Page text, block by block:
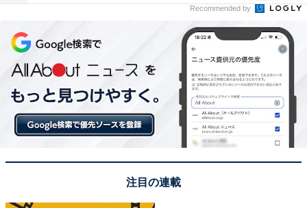
— 映画『異動辞令は音楽隊！』公開中！
August 24, 2022
1位は、「阿部寛」さんでした！
濃いルックスとダンディな声で、二枚目キャラからコミ
カルな役まで幅広い演技力を持つ阿部寛さん。デビュー
のきっかけはファッション誌『MEN'S NON-NO（メンズ
ノンノ）』（集英社）のモデルでした。映画『テルマ
エ・ロマエ』で演じた古代ローマ人や、元暴走族の弁護
士として登場した『ドラゴン桜』（TBS系）など、クセ
Recommended by
注目の連載